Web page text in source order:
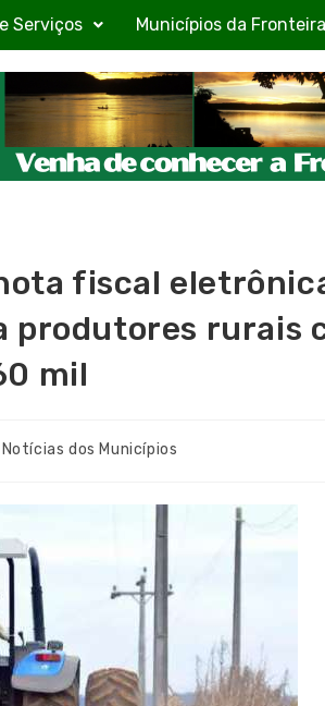
Serviços Municípios da
fiscal
produtores rurais
mil
Notícias dos Municípios